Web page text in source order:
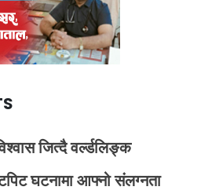
जित्दै वर्ल्डलिङ्क
घटनामा आफ्नो संलग्नता